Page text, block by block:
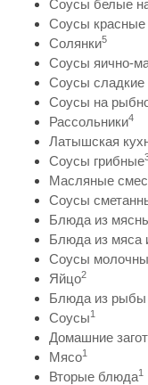
Соусы белые
Соусы
Солянки5
Соусы яично-
Соусы сладкие
Соусы на
Рассольники4
Латышская
Соусы грибные
Масляные
Соусы
Блюда из
Блюда из мяса
Соусы
Яйцо2
Блюда из рыбы
Соусы1
Домашние
Мясо1
Вторые блюда1